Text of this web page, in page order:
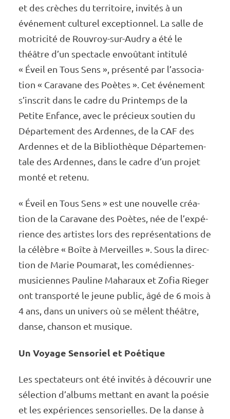
et des crèches du terri­toire, invi­tés à un
événe­ment cultu­rel excep­tion­nel. La salle de
motri­cité de Rouvroy-sur-Audry a été le
théâtre d’un spec­tacle envoû­tant inti­tulé
« Éveil en Tous Sens », présenté par l’as­so­cia­
tion « Cara­vane des Poètes ». Cet événe­ment
s’ins­crit dans le cadre du Prin­temps de la
Petite Enfance, avec le précieux soutien du
Dépar­te­ment des Ardennes, de la CAF des
Ardennes et de la Biblio­thèque Dépar­te­men­
tale des Ardennes, dans le cadre d’un projet
monté et retenu.
« Éveil en Tous Sens » est une nouvelle créa­
tion de la Cara­vane des Poètes, née de l’ex­pé­
rience des artistes lors des repré­sen­ta­tions de
la célèbre « Boîte à Merveilles ». Sous la direc­
tion de Marie Pouma­rat, les comé­diennes-
musi­ciennes Pauline Maha­raux et Zofia Rieger
ont trans­porté le jeune public, âgé de 6 mois à
4 ans, dans un univers où se mêlent théâtre,
danse, chan­son et musique.
Un Voyage Senso­riel et Poétique
Les spec­ta­teurs ont été invi­tés à décou­vrir une
sélec­tion d’al­bums mettant en avant la poésie
et les expé­riences senso­rielles. De la danse à